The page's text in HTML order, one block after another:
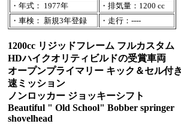
・年式： 1977年
・排気量：1200 cc
・車検： 新規3年登録
・走行：----
1200cc リジッドフレーム フルカスタム
HDハイクオリティビルドの受賞車両
オープンプライマリー キック＆セル付
速ミッション
ノンロッカー ジョッキーシフト
Beautiful " Old School" Bobber springer
shovelhead